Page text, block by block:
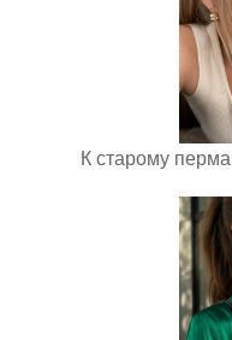
К старому